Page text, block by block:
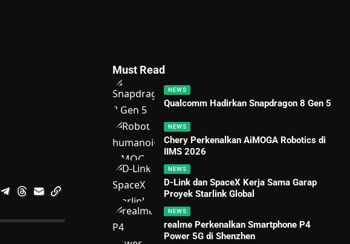
Must Read
NEWS
Qualcomm Hadirkan Snapdragon 8 Gen 5
NEWS
Chery Perkenalkan AiMOGA Robotics di
IIMS 2026
NEWS
D-Link dan SpaceX Kerja Sama Garap
Proyek Starlink Global
NEWS
realme Perkenalkan Smartphone P4
Power 5G di Shenzhen